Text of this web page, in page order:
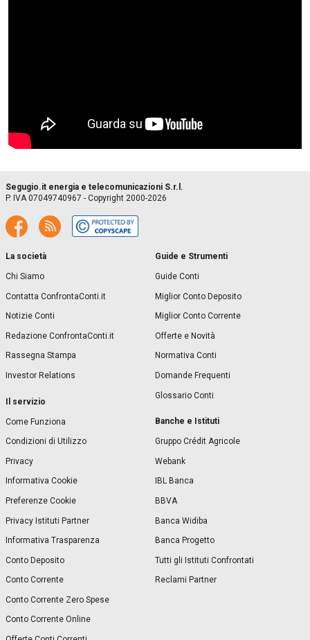
La società
Chi Siamo
Contatta ConfrontaConti.it
Notizie Conti
Redazione ConfrontaConti.it
Rassegna Stampa
Investor Relations
Il servizio
Come Funziona
Condizioni di Utilizzo
Privacy
Informativa Cookie
Preferenze Cookie
Privacy Istituti Partner
Informativa Trasparenza
Conto Deposito
Conto Corrente
Conto Corrente Zero Spese
Conto Corrente Online
Guide e Strumenti
Guide Conti
Miglior Conto Deposito
Miglior Conto Corrente
Offerte e Novità
Normativa Conti
Domande Frequenti
Glossario Conti
Banche e Istituti
Gruppo Crédit Agricole
Webank
IBL Banca
BBVA
Banca Widiba
Banca Progetto
Tutti gli Istituti Confrontati
Reclami Partner
Segugio.it energia e telecomunicazioni S.r.l.
P. IVA 07049740967 - Copyright 2000-2026